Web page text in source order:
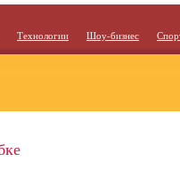
Технологии Шоу-бизнес